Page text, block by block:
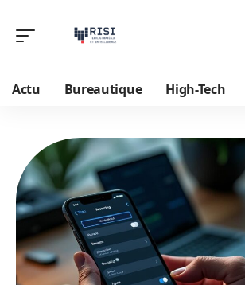
Actu Bureautique High-Tech